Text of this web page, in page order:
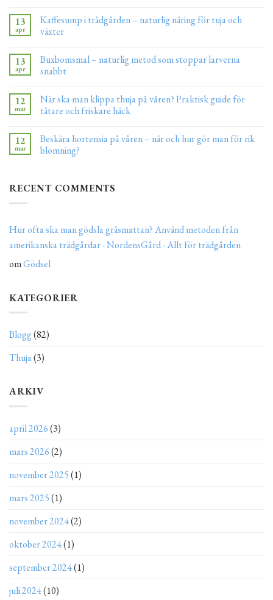
13
apr
Kaffesump i trädgården – naturlig näring för tuja och
växter
13
apr
Buxbomsmal – naturlig metod som stoppar larverna
snabbt
12
mar
När ska man klippa thuja på våren? Praktisk guide för
tätare och friskare häck
12
mar
Beskära hortensia på våren – när och hur gör man för rik
blomning?
RECENT COMMENTS
Hur ofta ska man gödsla gräsmattan? Använd metoden från
amerikanska trädgårdar - NordensGård - Allt för trädgården
omGödsel
KATEGORIER
Blogg(82)
Thuja(3)
ARKIV
april 2026(3)
mars 2026(2)
november 2025(1)
mars 2025(1)
november 2024(2)
oktober 2024(1)
september 2024(1)
juli 2024(10)